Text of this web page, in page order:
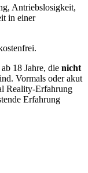
Antriebslosigkeit,
in einer
18 Jahre, die nicht
Vormals oder akut
Reality-Erfahrung
Erfahrung